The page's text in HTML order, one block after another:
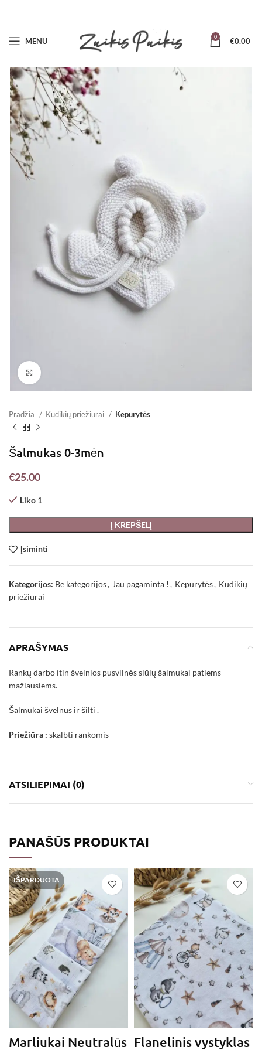
MENU 0 €0.00
Pradžia Kūdikių priežiūrai Kepurytės
Šalmukas 0-3mėn
€25.00
Liko 1
Į KREPŠELĮ
Įsiminti
Kategorijos: Be kategorijos, Jau pagaminta ! , Kepurytės, Kūdikių
priežiūrai
APRAŠYMAS
Rankų darbo itin švelnios pusvilnės siūlų šalmukai patiems
mažiausiems.
Šalmukai švelnūs ir šilti .
Priežiūra : skalbti rankomis
ATSILIEPIMAI (0)
PANAŠŪS PRODUKTAI
IŠPARDUOTA
Marliukai Neutralūs Flanelinis vystyklas